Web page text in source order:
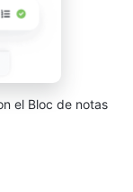
el Bloc de notas